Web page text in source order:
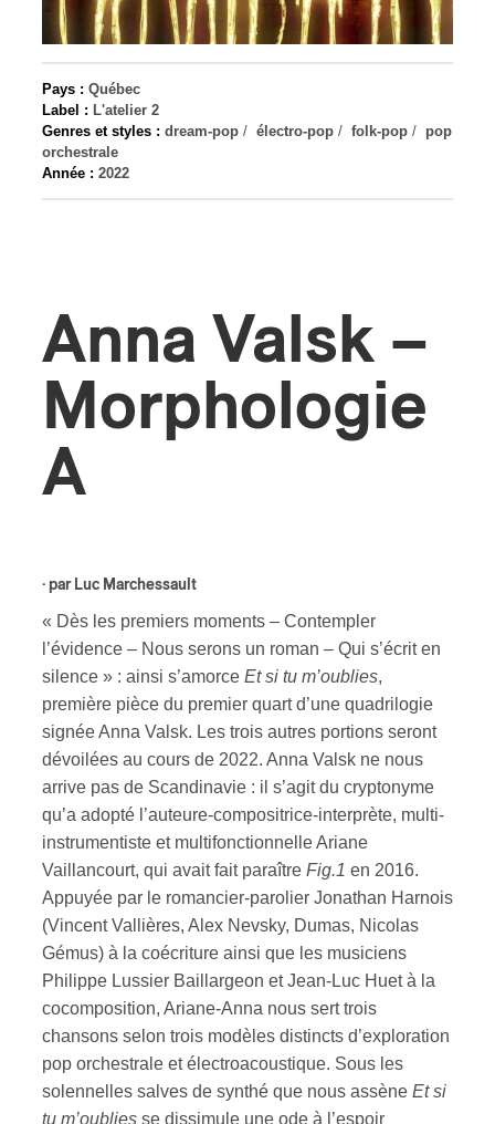
Pays : Québec
Label : L'atelier 2
Genres et styles : dream-pop / électro-pop / folk-pop / pop
orchestrale
Année : 2022
Anna Valsk –
Morphologie
A
· par Luc Marchessault
« Dès les premiers moments – Contempler
l’évidence – Nous serons un roman – Qui s’écrit en
silence » : ainsi s’amorce Et si tu m’oublies,
première pièce du premier quart d’une quadrilogie
signée Anna Valsk. Les trois autres portions seront
dévoilées au cours de 2022. Anna Valsk ne nous
arrive pas de Scandinavie : il s’agit du cryptonyme
qu’a adopté l’auteure-compositrice-interprète, multi-
instrumentiste et multifonctionnelle Ariane
Vaillancourt, qui avait fait paraître Fig.1 en 2016.
Appuyée par le romancier-parolier Jonathan Harnois
(Vincent Vallières, Alex Nevsky, Dumas, Nicolas
Gémus) à la coécriture ainsi que les musiciens
Philippe Lussier Baillargeon et Jean-Luc Huet à la
cocomposition, Ariane-Anna nous sert trois
chansons selon trois modèles distincts d’exploration
pop orchestrale et électroacoustique. Sous les
solennelles salves de synthé que nous assène Et si
tu m’oublies se dissimule une ode à l’espoir